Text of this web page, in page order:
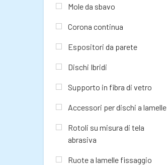
Mole da sbavo
Corona continua
Espositori da parete
Dischi Ibridi
Supporto in fibra di vetro
Accessori per dischi a lamelle
Rotoli su misura di tela
abrasiva
Ruote a lamelle fissaggio